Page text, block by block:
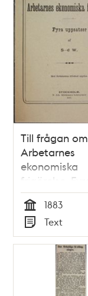
angående
Brännewins
tilwerkning.
Till frågan om
Arbetarnes
ekonomiska
frigörelse. Fyra
uppsatser af
Tid
1883
Typ
Text